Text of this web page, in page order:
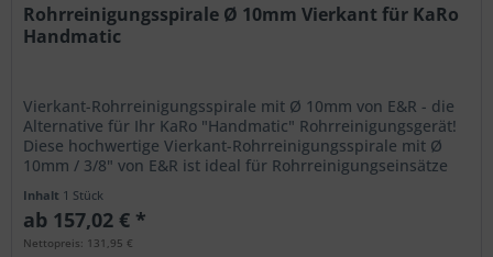
Rohrreinigungsspirale Ø 10mm Vierkant für KaRo
Handmatic
Vierkant-Rohrreinigungsspirale mit Ø 10mm von E&R - die
Alternative für Ihr KaRo "Handmatic" Rohrreinigungsgerät!
Diese hochwertige Vierkant-Rohrreinigungsspirale mit Ø
10mm / 3/8" von E&R ist ideal für Rohrreinigungseinsätze
Inhalt 1 Stück
ab 157,02 € *
Nettopreis: 131,95 €